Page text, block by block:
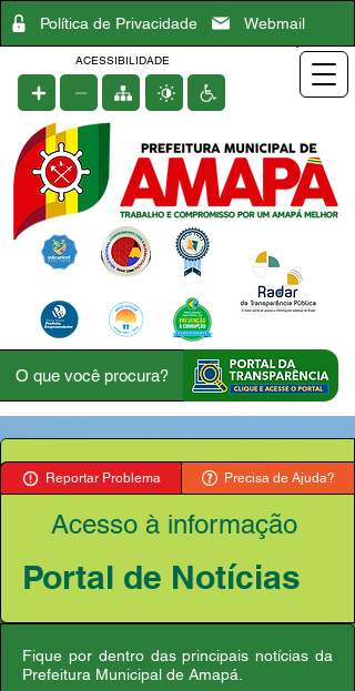
Política de Privacidade Webmail
ACESSIBILIDADE
Reportar Problema Precisa de Ajuda?
Acesso à informação
Portal de Notícias
Fique por dentro das principais notícias da
Prefeitura Municipal de Amapá.